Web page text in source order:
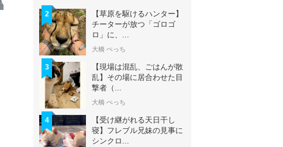
2
【草原を駆けるハンター】
チーターが放つ「ゴロゴ
ロ」に、...
大橋 ぺっち
3
【現場は混乱、ごはんが散
乱】その場に居合わせた目
撃者（...
大橋 ぺっち
4
【受け継がれる天日干し
寝】フレブル兄妹の見事に
シンクロ...